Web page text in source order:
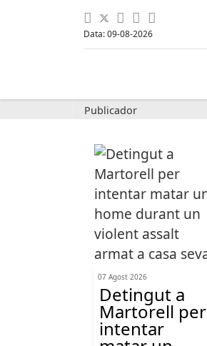
Data: 09-08-2026
Publicador
07 Agost 2026
Detingut a
Martorell per
intentar